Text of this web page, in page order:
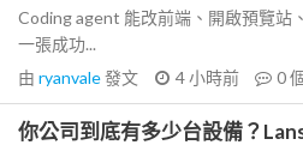
Coding agent 能改前端、開啟預覽站
一張成功...
由 ryanvale發文 4 小時前 0
你公司到底有多少台設備？